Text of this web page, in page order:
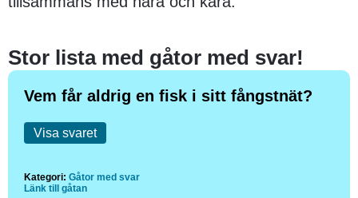
Stor lista med gåtor med svar!
Vem får aldrig en fisk i sitt fångstnät?
Visa svaret
Kategori: Gåtor med svar
Länk till gåtan